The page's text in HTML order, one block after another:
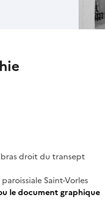
droit du transept
Saint-Vorles
le document graphique